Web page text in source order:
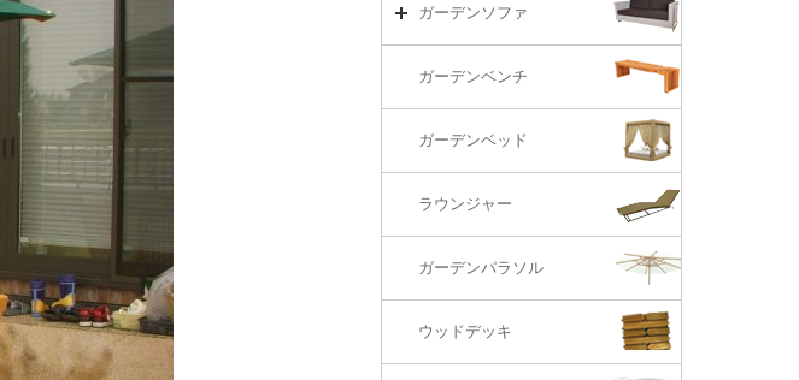
ラウンジ・ベッド
コーヒーテーブル
カウンター・バーテーブル
ガーデンチェアーTOP
ガーデンチェアー（海外在庫）
カウンター・バーチェアー
ガーデンソファ
ガーデンソファTOP
3Sソファ
オットマン・スツール
ガーデンベンチ
ガーデンベッド
ラウンジャー
ガーデンパラソル
ウッドデッキ